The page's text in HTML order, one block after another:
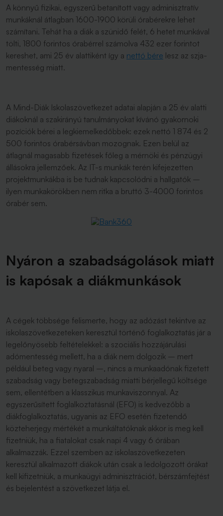
A könnyű fizikai, egyszerű betanított vagy adminisztratív
munkáknál átlagban 1600-1900 körüli órabérekre lehet
számítani. Tehát ha a diák a szünidő felét, 6 hetet munkával
tölti, 1800 forintos órabérrel számolva 432 ezer forintot
kereshet, ami 25 év alattiként így a nettó bére lesz az szja-
mentesség miatt.
A Mind-Diák Iskolaszövetkezet adatai alapján a 25 év alatti
diákoknál a szakirányú tanulmányokat kívánó gyakornoki
pozíciók bérei a legkiemelkedőbbek: ezek nettó 1 874 és 2
500 forintos órabérsávban mozognak. Ezen belül az
átlagnál magasabb fizetések főleg a mérnöki és pénzügyi
állásokra jellemzőek. Az IT-s munkák terén kifejezetten
projektmunkákba is be tudnak kapcsolódni a hallgatók –
ilyen munkakörökben nem ritka a bruttó 3-4000 forintos
órabér sem.
Nyáron a szabadságolások miatt
is kapósak a diákmunkások
A cégek többsége felismerte, hogy az adózást tekintve az
iskolaszövetkezeteken keresztül történő foglalkoztatás jár a
legelőnyösebb feltételekkel: a szociális hozzájárulási
adómentesség mellett, ha a diák nem dolgozik – mert
például beteg vagy nyaral –, nincs a munkaadónak fizetett
szabadság vagy betegszabadság miatti bérjellegű költsége
sem, ellentétben a klasszikus munkaviszonnyal. Az
egyszerűsített foglalkoztatásnál (EFO) is kedvezőbb a
diákfoglalkoztatás, ugyanis az EFO esetén fizetendő
közteherjegy mértékét a munkáltatóknak akkor is meg kell
fizetniük, ha a fiatalokat csak napi 4 vagy 6 órában
alkalmazzák. Ezzel szemben az iskolaszövetkezeten
keresztül alkalmazott diákok után csak a ledolgozott órákat
kell kifizetniük, a munkaügyi adminisztrációt, bérszámfejtést
és bejelentést a szövetkezet látja el.